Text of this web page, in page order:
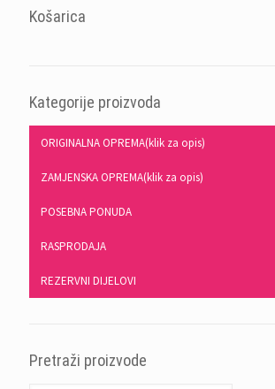
Košarica
Kategorije proizvoda
ORIGINALNA OPREMA(klik za opis)
ZAMJENSKA OPREMA(klik za opis)
POSEBNA PONUDA
RASPRODAJA
REZERVNI DIJELOVI
Pretraži proizvode